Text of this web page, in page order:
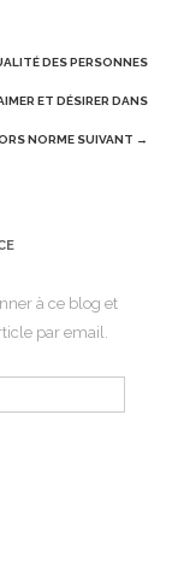
DES PERSONNES
ET DÉSIRER DANS
NORME SUIVANT →
à ce blog et
par email.